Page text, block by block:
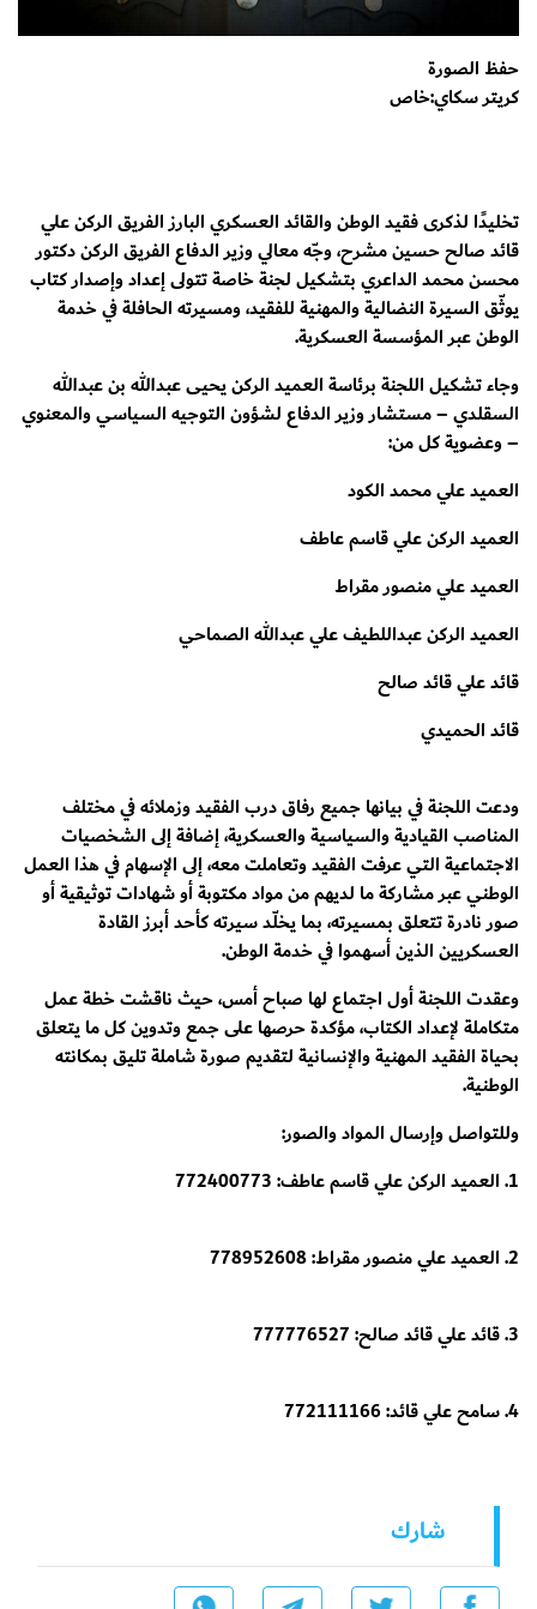
حفظ الصورة
كريتر سكاي:خاص
تخليدًا لذكرى فقيد الوطن والقائد العسكري البارز الفريق الركن علي
قائد صالح حسين مشرح، وجّه معالي وزير الدفاع الفريق الركن دكتور
محسن محمد الداعري بتشكيل لجنة خاصة تتولى إعداد وإصدار كتاب
يوثّق السيرة النضالية والمهنية للفقيد، ومسيرته الحافلة في خدمة
الوطن عبر المؤسسة العسكرية.
وجاء تشكيل اللجنة برئاسة العميد الركن يحيى عبدالله بن عبدالله
السقلدي – مستشار وزير الدفاع لشؤون التوجيه السياسي والمعنوي
– وعضوية كل من:
العميد علي محمد الكود
العميد الركن علي قاسم عاطف
العميد علي منصور مقراط
العميد الركن عبداللطيف علي عبدالله الصماحي
قائد علي قائد صالح
قائد الحميدي
ودعت اللجنة في بيانها جميع رفاق درب الفقيد وزملائه في مختلف
المناصب القيادية والسياسية والعسكرية، إضافة إلى الشخصيات
الاجتماعية التي عرفت الفقيد وتعاملت معه، إلى الإسهام في هذا العمل
الوطني عبر مشاركة ما لديهم من مواد مكتوبة أو شهادات توثيقية أو
صور نادرة تتعلق بمسيرته، بما يخلّد سيرته كأحد أبرز القادة
العسكريين الذين أسهموا في خدمة الوطن.
وعقدت اللجنة أول اجتماع لها صباح أمس، حيث ناقشت خطة عمل
متكاملة لإعداد الكتاب، مؤكدة حرصها على جمع وتدوين كل ما يتعلق
بحياة الفقيد المهنية والإنسانية لتقديم صورة شاملة تليق بمكانته
الوطنية.
وللتواصل وإرسال المواد والصور:
1. العميد الركن علي قاسم عاطف: 772400773
2. العميد علي منصور مقراط: 778952608
3. قائد علي قائد صالح: 777776527
4. سامح علي قائد: 772111166
شارك